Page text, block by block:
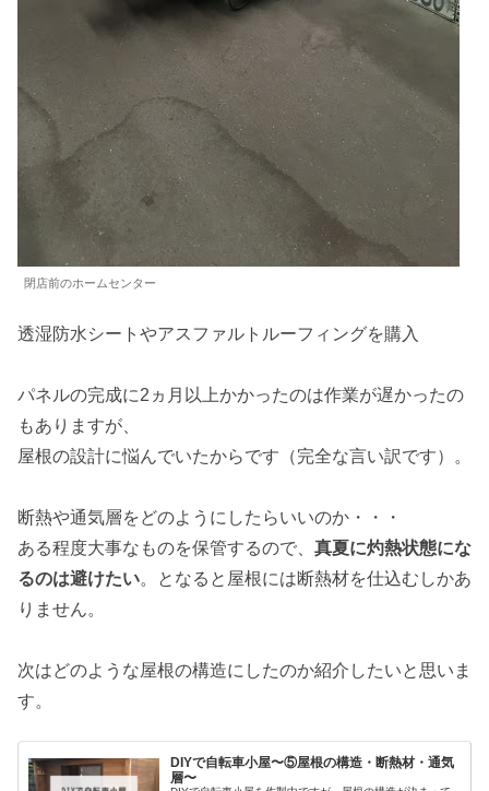
閉店前のホームセンター
透湿防水シートやアスファルトルーフィングを購入
パネルの完成に2ヵ月以上かかったのは作業が遅かったの
もありますが、
屋根の設計に悩んでいたからです（完全な言い訳です）。
断熱や通気層をどのようにしたらいいのか・・・
ある程度大事なものを保管するので、 真夏に灼熱状態にな
るのは避けたい。となると屋根には断熱材を仕込むしかあ
りません。
次はどのような屋根の構造にしたのか紹介したいと思いま
す。
DIYで自転車小屋〜⑤屋根の構造・断熱材・通気
層〜